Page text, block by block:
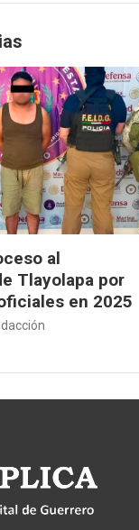
al
Tlayolapa por
en 2025